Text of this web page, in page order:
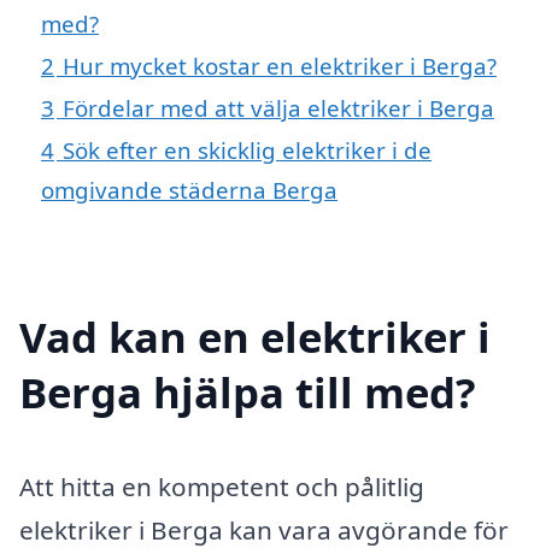
med?
2 Hur mycket kostar en elektriker i Berga?
3 Fördelar med att välja elektriker i Berga
4 Sök efter en skicklig elektriker i de
omgivande städerna Berga
Vad kan en elektriker i
Berga hjälpa till med?
Att hitta en kompetent och pålitlig
elektriker i Berga kan vara avgörande för